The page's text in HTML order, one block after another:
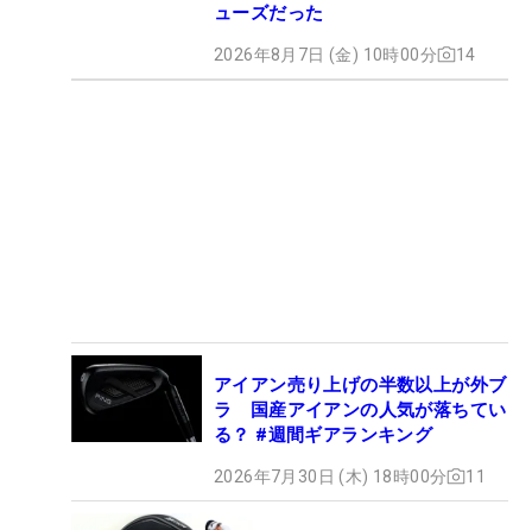
ューズだった
2026年8月7日 (金) 10時00分 14
アイアン売り上げの半数以上が外ブ
ラ 国産アイアンの人気が落ちてい
る？ #週間ギアランキング
2026年7月30日 (木) 18時00分 11